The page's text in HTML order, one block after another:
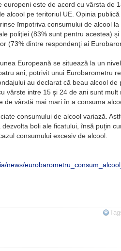
europeni este de acord cu vârsta de
alcool pe teritoriul UE.Opinia
împotriva consumului de alcool la
poliţiei (83% sunt pentru acestea)
(73% dintre respondenţi ai
Europeană se situează la un
ani, potrivit unui Eurobarometru
au declarat că beau alcool de
vârste intre 15 şi 24 de ani sunt mult
de vârstă mai mari în a consuma
consumului de alcool variază.
boli ale ficatului, însă puţin
consumului excesiv de alcool.
news/